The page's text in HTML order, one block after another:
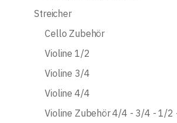
Streicher
Cello Zubehör
Violine 1/2
Violine 3/4
Violine 4/4
Violine Zubehör 4/4 - 3/4 - 1/2